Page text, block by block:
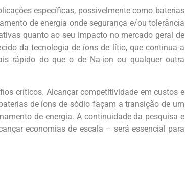
específicas, possivelmente como baterias
de energia onde segurança e/ou tolerância
quanto ao seu impacto no mercado geral de
da tecnologia de íons de lítio, que continua a
rápido do que o de Na-ion ou qualquer outra
críticos. Alcançar competitividade em custos e
de íons de sódio façam a transição de um
de energia. A continuidade da pesquisa e
economias de escala – será essencial para